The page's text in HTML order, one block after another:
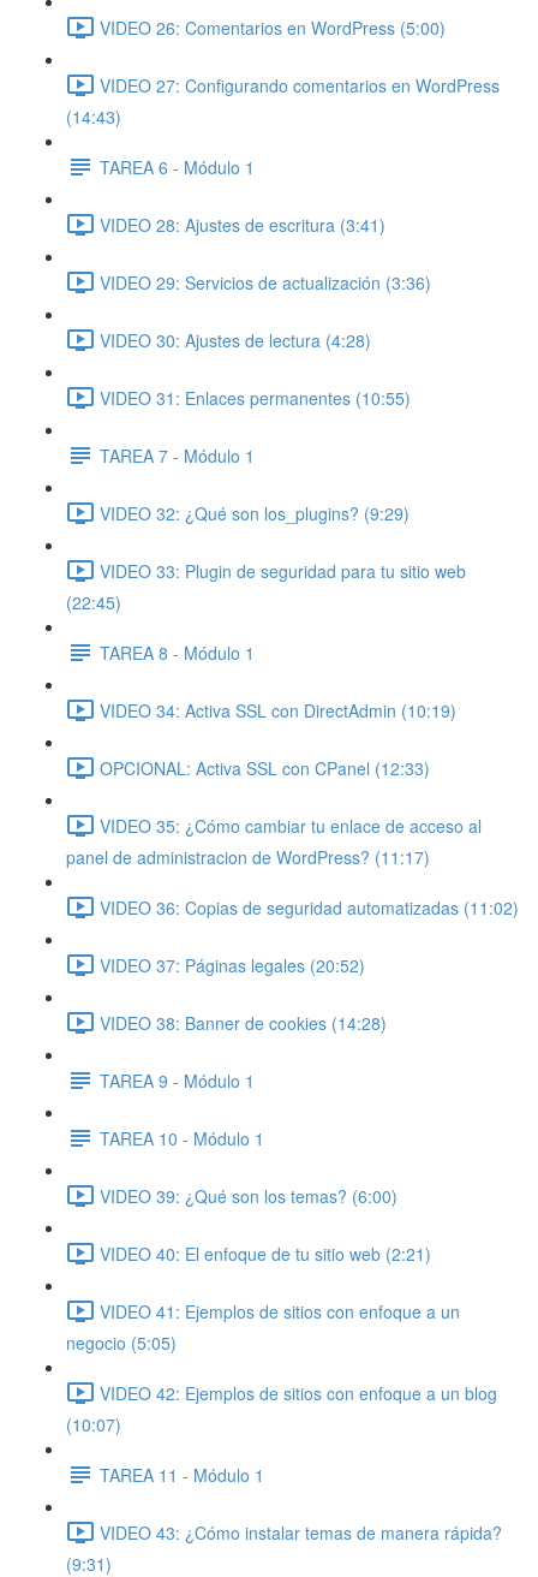
VIDEO 26: Comentarios en WordPress (5:00)
VIDEO 27: Configurando comentarios en WordPress
(14:43)
TAREA 6 - Módulo 1
VIDEO 28: Ajustes de escritura (3:41)
VIDEO 29: Servicios de actualización (3:36)
VIDEO 30: Ajustes de lectura (4:28)
VIDEO 31: Enlaces permanentes (10:55)
TAREA 7 - Módulo 1
VIDEO 32: ¿Qué son los_plugins? (9:29)
VIDEO 33: Plugin de seguridad para tu sitio web
(22:45)
TAREA 8 - Módulo 1
VIDEO 34: Activa SSL con DirectAdmin (10:19)
OPCIONAL: Activa SSL con CPanel (12:33)
VIDEO 35: ¿Cómo cambiar tu enlace de acceso al
panel de administracion de WordPress? (11:17)
VIDEO 36: Copias de seguridad automatizadas (11:02)
VIDEO 37: Páginas legales (20:52)
VIDEO 38: Banner de cookies (14:28)
TAREA 9 - Módulo 1
TAREA 10 - Módulo 1
VIDEO 39: ¿Qué son los temas? (6:00)
VIDEO 40: El enfoque de tu sitio web (2:21)
VIDEO 41: Ejemplos de sitios con enfoque a un
negocio (5:05)
VIDEO 42: Ejemplos de sitios con enfoque a un blog
(10:07)
TAREA 11 - Módulo 1
VIDEO 43: ¿Cómo instalar temas de manera rápida?
(9:31)